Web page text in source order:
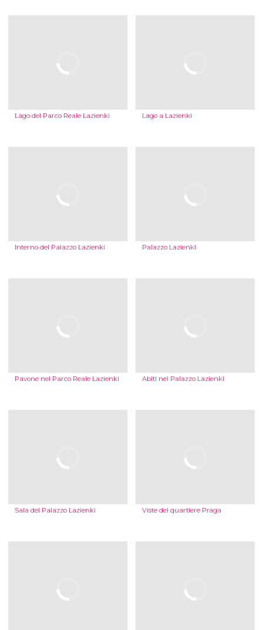
Lago del Parco Reale Lazienki Lago a Lazienki
Interno del Palazzo Lazienki Palazzo Lazienki
Pavone nel Parco Reale Lazienki Abiti nel Palazzo Lazienki
Sala del Palazzo Lazienki Viste del quartiere Praga